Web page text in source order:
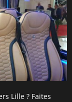
Lille ? Faites